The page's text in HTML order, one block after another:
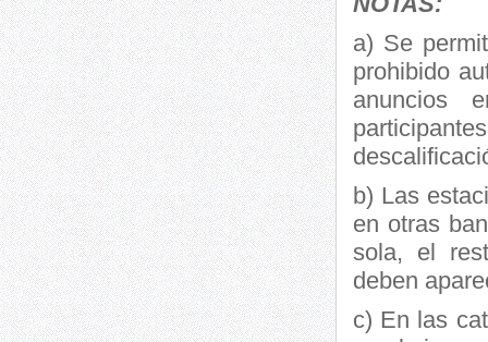
a) Se
prohibido
anuncios
b) Las
en otras
sola, el
deben
c) En las